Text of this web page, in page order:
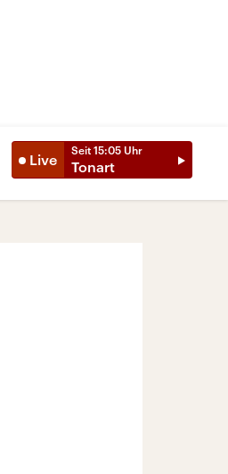
Live
Seit 15:05 Uhr
Tonart